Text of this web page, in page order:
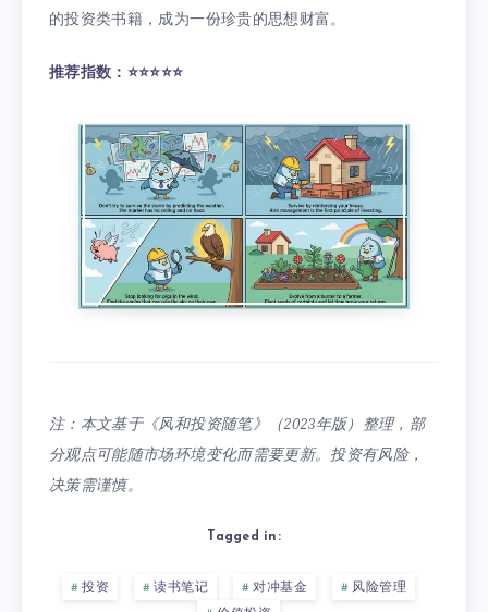
的投资类书籍，成为一份珍贵的思想财富。
推荐指数：⭐⭐⭐⭐⭐
注：本文基于《风和投资随笔》（2023年版）整理，部
分观点可能随市场环境变化而需要更新。投资有风险，
决策需谨慎。
Tagged in:
投资 读书笔记 对冲基金
风险管理